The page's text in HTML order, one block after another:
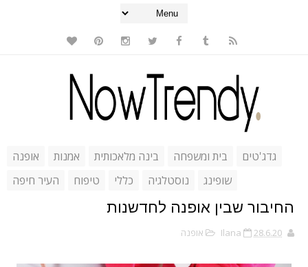
אופנה אמנות בינה מלאכותית בית ומשפחה
גדג'טים
העיר חיפה
טיפוח כללי נוסטלגיה שופינג
החיבור שבין אופנה לחדשנות
Ilana 28.6.20 אופנה